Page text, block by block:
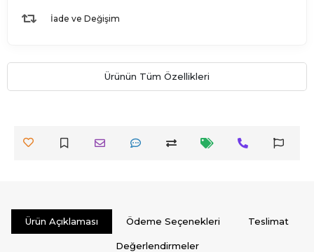
İade ve Değişim
Ürünün Tüm Özellikleri
Ürün Açıklaması Ödeme Seçenekleri Teslimat
Değerlendirmeler